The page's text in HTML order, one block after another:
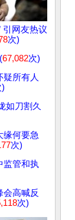
引网友热议
次)
67,082次)
疑所有人
)
如刀割久
缘何要急
次)
监管和执
会高喊反
次)